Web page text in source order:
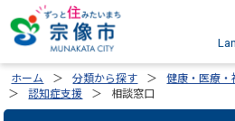
ホーム 分類から探す 健康・医療・
認知症支援
相談窓口